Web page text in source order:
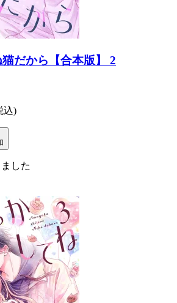
だから【合本版】 2
込)
した